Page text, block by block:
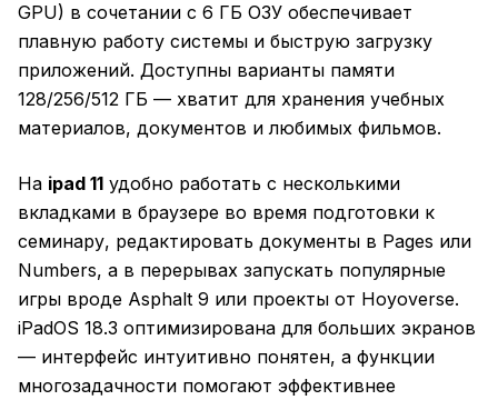
GPU) в сочетании с 6 ГБ ОЗУ обеспечивает
плавную работу системы и быструю загрузку
приложений. Доступны варианты памяти
128/256/512 ГБ — хватит для хранения учебных
материалов, документов и любимых фильмов.
На ipad 11 удобно работать с несколькими
вкладками в браузере во время подготовки к
семинару, редактировать документы в Pages или
Numbers, а в перерывах запускать популярные
игры вроде Asphalt 9 или проекты от Hoyoverse.
iPadOS 18.3 оптимизирована для больших экранов
— интерфейс интуитивно понятен, а функции
многозадачности помогают эффективнее